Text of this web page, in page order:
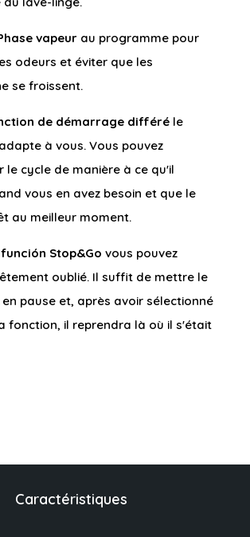
vapeurau programme pour
odeurs et éviter que les
se froissent.
de démarrage différéle
à vous. Vous pouvez
le cycle de manière à ce qu'il
vous en avez besoin et que le
au meilleur moment.
función Stop&Go vous pouvez
oublié. Il suffit de mettre le
pause et, après avoir sélectionné
fonction, il reprendra là où il s'était
Caractéristiques